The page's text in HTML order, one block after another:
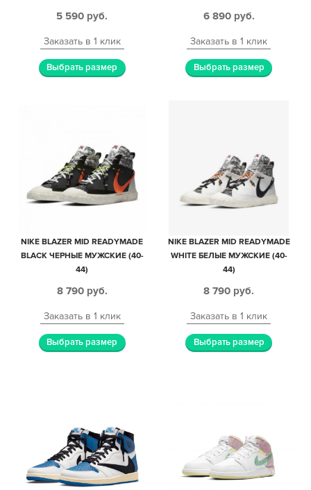
5 590 руб.
Заказать в 1 клик
Выбрать размер
6 890 руб.
Заказать в 1 клик
Выбрать размер
NIKE BLAZER MID READYMADE
BLACK ЧЕРНЫЕ МУЖСКИЕ (40-
44)
8 790 руб.
Заказать в 1 клик
Выбрать размер
NIKE BLAZER MID READYMADE
WHITE БЕЛЫЕ МУЖСКИЕ (40-
44)
8 790 руб.
Заказать в 1 клик
Выбрать размер